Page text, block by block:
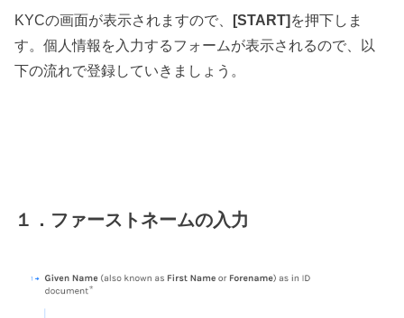
KYCの画面が表示されますので、 [START]を押下しま
す。個人情報を入力するフォームが表示されるので、以
下の流れで登録していきましょう。
１．ファーストネームの入力